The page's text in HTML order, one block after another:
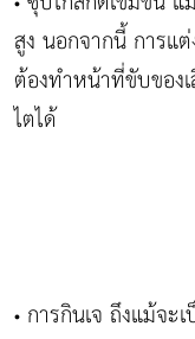
สูง นอกจากนี้ การแ
ต้องทำหน้าที่ขับของ
ไตได้
• การกินเจ ถึงแม้จะ